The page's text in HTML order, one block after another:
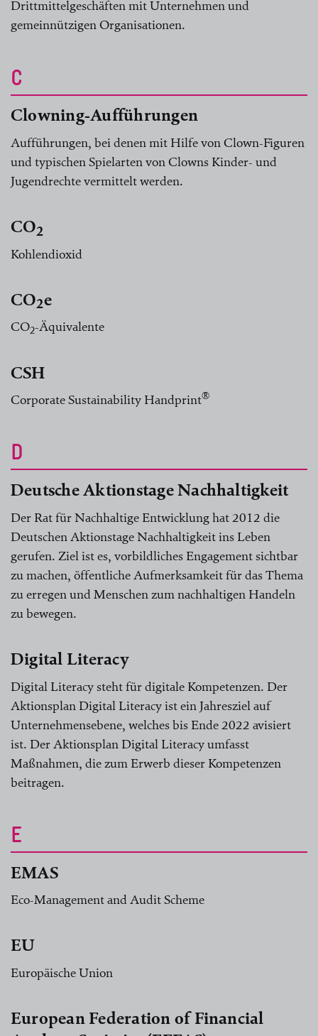
Drittmittelgeschäften mit Unternehmen und
gemeinnützigen Organisationen.
C
Clowning-Aufführungen
Aufführungen, bei denen mit Hilfe von Clown-Figuren
und typischen Spielarten von Clowns Kinder- und
Jugendrechte vermittelt werden.
CO2
Kohlendioxid
CO2e
CO2-Äquivalente
CSH
Corporate Sustainability Handprint®
D
Deutsche Aktionstage Nachhaltigkeit
Der Rat für Nachhaltige Entwicklung hat 2012 die
Deutschen Aktionstage Nachhaltigkeit ins Leben
gerufen. Ziel ist es, vorbildliches Engagement sichtbar
zu machen, öffentliche Aufmerksamkeit für das Thema
zu erregen und Menschen zum nachhaltigen Handeln
zu bewegen.
Digital Literacy
Digital Literacy steht für digitale Kompetenzen. Der
Aktionsplan Digital Literacy ist ein Jahresziel auf
Unternehmensebene, welches bis Ende 2022 avisiert
ist. Der Aktionsplan Digital Literacy umfasst
Maßnahmen, die zum Erwerb dieser Kompetenzen
beitragen.
E
EMAS
Eco-Management and Audit Scheme
EU
Europäische Union
European Federation of Financial